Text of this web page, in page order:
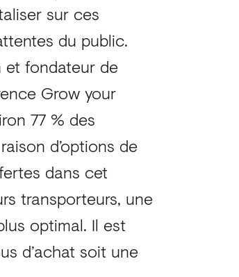
sur ces
du public.
et fondateur de
Grow your
77 % des
d’options de
dans cet
transporteurs, une
optimal. Il est
d’achat soit une